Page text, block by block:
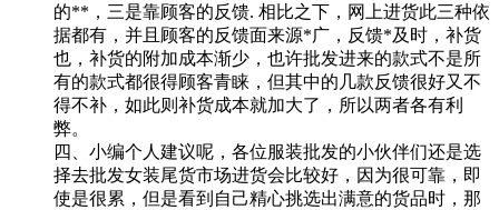
的**，三是靠顾客的反馈. 相比之下，网上进货此三种依
据都有，并且顾客的反馈面来源*广，反馈*及时，补货
也，补货的附加成本渐少，也许批发进来的款式不是所
有的款式都很得顾客青睐，但其中的几款反馈很好又不
得不补，如此则补货成本就加大了，所以两者各有利
弊。
四、小编个人建议呢，各位服装批发的小伙伴们还是选
择去批发女装尾货市场进货会比较好，因为很可靠，即
使是很累，但是看到自己精心挑选出满意的货品时，那